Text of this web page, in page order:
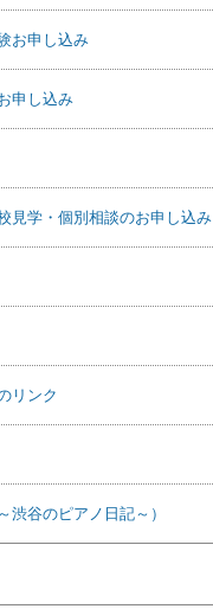
お申し込み
申し込み
見学・個別相談のお申し込み
リンク
渋谷のピアノ日記～）